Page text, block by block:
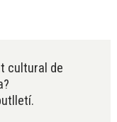
cultural de